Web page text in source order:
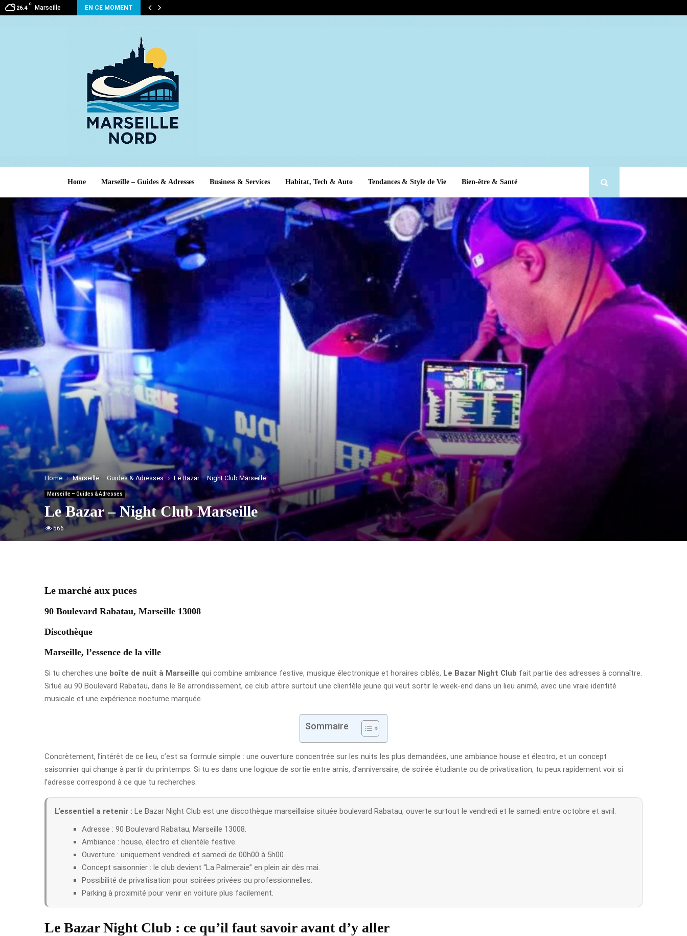
26.4
C
Marseille EN CE MOMENT
Home Marseille – Guides & Adresses Business & Services Habitat, Tech & Auto Tendances & Style de Vie Bien-être & Santé
Home Marseille – Guides & Adresses Le Bazar – Night Club Marseille
Marseille – Guides & Adresses
Le Bazar – Night Club Marseille
566
Le marché aux puces
90 Boulevard Rabatau, Marseille 13008
Discothèque
Marseille, l’essence de la ville
Si tu cherches une boîte de nuit à Marseille qui combine ambiance festive, musique électronique et horaires ciblés, Le Bazar Night Club fait partie des adresses à connaître.
Situé au 90 Boulevard Rabatau, dans le 8e arrondissement, ce club attire surtout une clientèle jeune qui veut sortir le week-end dans un lieu animé, avec une vraie identité
musicale et une expérience nocturne marquée.
Sommaire
Concrètement, l’intérêt de ce lieu, c’est sa formule simple : une ouverture concentrée sur les nuits les plus demandées, une ambiance house et électro, et un concept
saisonnier qui change à partir du printemps. Si tu es dans une logique de sortie entre amis, d’anniversaire, de soirée étudiante ou de privatisation, tu peux rapidement voir si
l’adresse correspond à ce que tu recherches.
L’essentiel a retenir : Le Bazar Night Club est une discothèque marseillaise située boulevard Rabatau, ouverte surtout le vendredi et le samedi entre octobre et avril.
Adresse : 90 Boulevard Rabatau, Marseille 13008.
Ambiance : house, électro et clientèle festive.
Ouverture : uniquement vendredi et samedi de 00h00 à 5h00.
Concept saisonnier : le club devient “La Palmeraie” en plein air dès mai.
Possibilité de privatisation pour soirées privées ou professionnelles.
Parking à proximité pour venir en voiture plus facilement.
Le Bazar Night Club : ce qu’il faut savoir avant d’y aller